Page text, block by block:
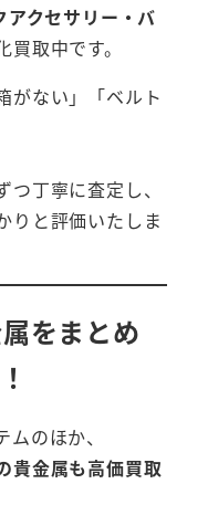
クセサリー・バ
買取中です。
がない」「ベルト
丁寧に査定し、
りと評価いたしま
をまとめ
のほか、
貴金属も高価買取